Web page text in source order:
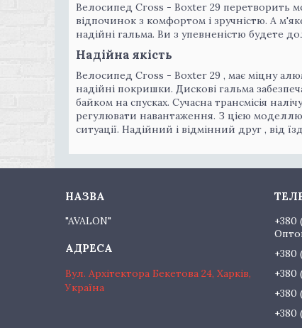
Велосипед Сгоѕѕ - Вoxter 29 перетворить
відпочинок з комфортом і зручністю. А
надійні гальма. Ви з упевненістю будете
Надійна якість
Велосипед Сгоѕѕ - Boxter 29 , має міцну
надійні покришки. Дискові гальма
байком на спусках. Сучасна трансмісія
регулювати навантаження. З цією
ситуації. Надійний і відмінний друг , від
"AVALON"
Вул. Архітектора Бекетова 24, Харків,
Україна
+380
+380
+380
+380
+380